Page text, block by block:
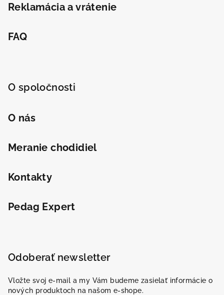
Reklamácia a vrátenie
FAQ
O spoločnosti
O nás
Meranie chodidiel
Kontakty
Pedag Expert
Odoberať newsletter
Vložte svoj e-mail a my Vám budeme zasielať informácie o
nových produktoch na našom e-shope.